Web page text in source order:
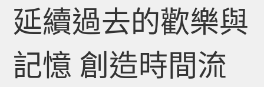
延續過去的歡樂與
記憶 創造時間流